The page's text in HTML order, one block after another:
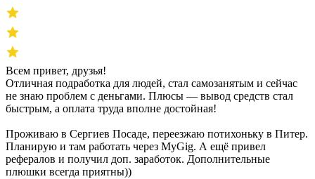
Всем привет, друзья!
Отличная подработка для людей, стал самозанятым и сейчас
не знаю проблем с деньгами. Плюсы — вывод средств стал
быстрым, а оплата труда вполне достойная!
Проживаю в Сергиев Посаде, переезжаю потихоньку в Питер.
Планирую и там работать через MyGig. А ещё привел
рефералов и получил доп. заработок. Дополнительные
плюшки всегда приятны))